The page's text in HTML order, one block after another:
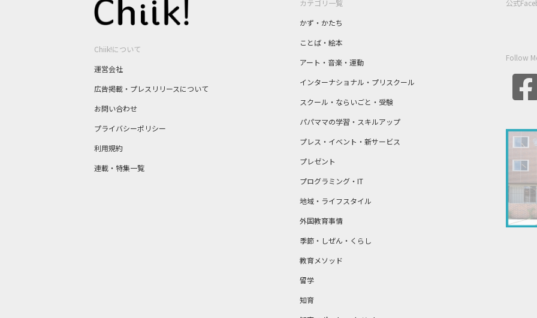
Chiik!について
運営会社
広告掲載・プレスリリースについて
お問い合わせ
プライバシーポリシー
利用規約
連載・特集一覧
カテゴリ一覧
かず・かたち
ことば・絵本
アート・音楽・運動
インターナショナル・プリスクール
スクール・ならいごと・受験
パパママの学習・スキルアップ
プレス・イベント・新サービス
プレゼント
プログラミング・IT
地域・ライフスタイル
外国教育事情
季節・しぜん・くらし
教育メソッド
留学
知育
公式
Follow